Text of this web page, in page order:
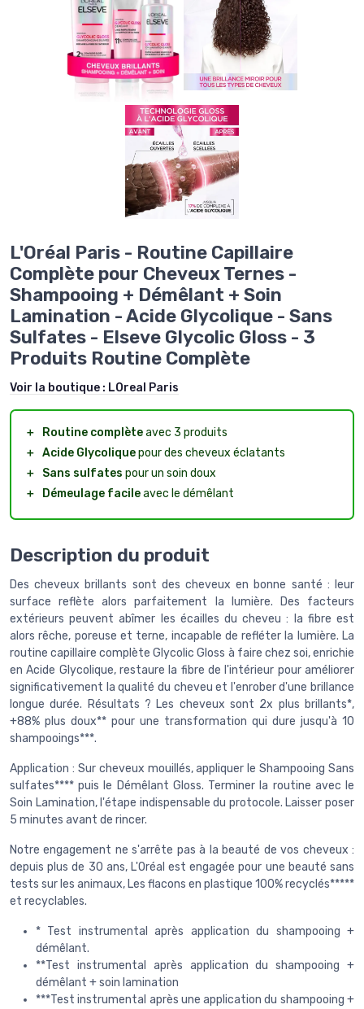
L'Oréal Paris - Routine Capillaire
Complète pour Cheveux Ternes -
Shampooing + Démêlant + Soin
Lamination - Acide Glycolique - Sans
Sulfates - Elseve Glycolic Gloss - 3
Produits Routine Complète
Voir la boutique : LOreal Paris
＋ Routine complèteavec 3 produits
＋ Acide Glycoliquepour des cheveux éclatants
＋
Sans sulfates pour un soin doux
＋
Démeulage facileavec le démêlant
Description du produit
Des cheveux brillants sont des cheveux en bonne santé : leur
surface reflète alors parfaitement la lumière. Des facteurs
extérieurs peuvent abîmer les écailles du cheveu : la fibre est
alors rêche, poreuse et terne, incapable de refléter la lumière. La
routine capillaire complète Glycolic Gloss à faire chez soi, enrichie
en Acide Glycolique, restaure la fibre de l'intérieur pour améliorer
significativement la qualité du cheveu et l'enrober d'une brillance
longue durée. Résultats ? Les cheveux sont 2x plus brillants*,
+88% plus doux** pour une transformation qui dure jusqu'à 10
shampooings***.
Application : Sur cheveux mouillés, appliquer le Shampooing Sans
sulfates**** puis le Démêlant Gloss. Terminer la routine avec le
Soin Lamination, l'étape indispensable du protocole. Laisser poser
5 minutes avant de rincer.
Notre engagement ne s'arrête pas à la beauté de vos cheveux :
depuis plus de 30 ans, L'Oréal est engagée pour une beauté sans
tests sur les animaux, Les flacons en plastique 100% recyclés*****
et recyclables.
* Test instrumental après application du shampooing +
démêlant.
**Test instrumental après application du shampooing +
démêlant + soin lamination
***Test instrumental après une application du shampooing +